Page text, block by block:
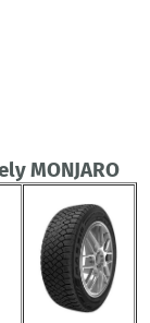
MONJARO